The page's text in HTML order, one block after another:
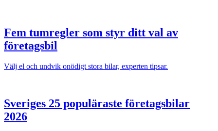
Fem tumregler som styr ditt val av
företagsbil
Välj el och undvik onödigt stora bilar, experten tipsar.
Sveriges 25 populäraste företagsbilar
2026